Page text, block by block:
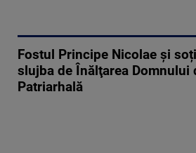
Fostul Principe Nicolae și
slujba de Înălţarea Domnului
Patriarhală